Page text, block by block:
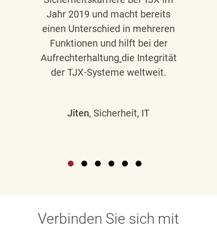
Jahr 2019 und macht bereits
einen Unterschied in mehreren
Funktionen und hilft bei der
Aufrechterhaltung die Integrität
der TJX-Systeme weltweit.
Jiten, Sicherheit, IT
Verbinden Sie sich mit